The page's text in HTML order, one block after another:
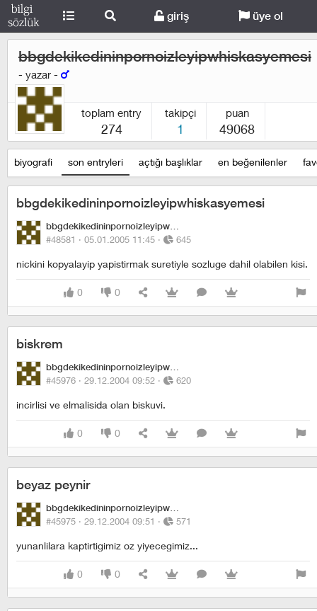
giriş üye ol
bbgdekikedininpornoizleyipwhiskasyemesi
- yazar -
toplam entry
274
takipçi
1
puan
49068
biyografi son entryleri açtığı başlıklar en beğenilenler
bbgdekikedininpornoizleyipwhiskasyemesi
#48581 · 05.01.2005 11:45 · 645
nickini kopyalayip yapistirmak suretiyle sozluge dahil olabilen kisi.
0 0
biskrem
#45976 · 29.12.2004 09:52 · 620
incirlisi ve elmalisida olan biskuvi.
0 0
beyaz peynir
#45975 · 29.12.2004 09:51 · 571
yunanlilara kaptirtigimiz oz yiyecegimiz...
0 0